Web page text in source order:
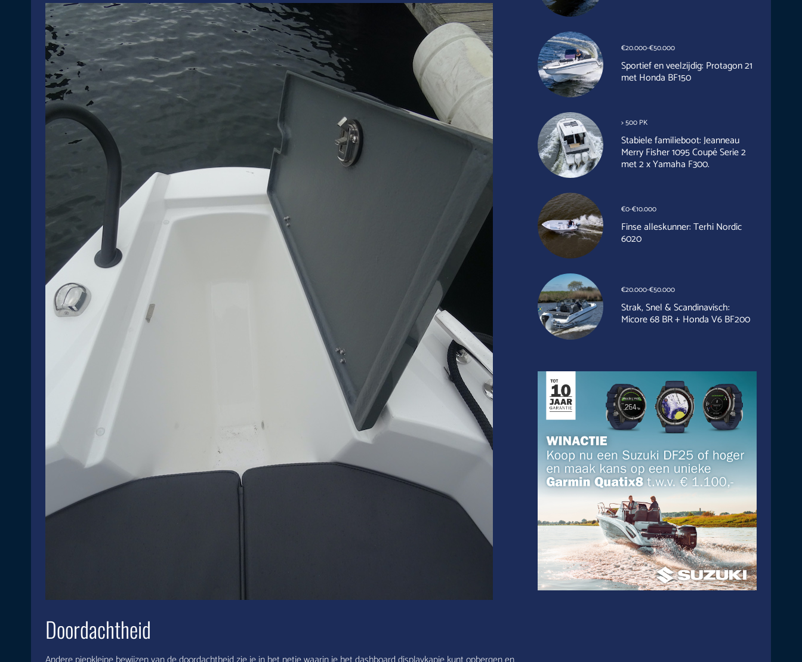
Doordachtheid
€20.000-€50.000
Sportief en veelzijdig: Protagon 21
met Honda BF150
> 500 PK
Stabiele familieboot: Jeanneau
Merry Fisher 1095 Coupé Serie 2
met 2 x Yamaha F300.
€0-€10.000
Finse alleskunner: Terhi Nordic
6020
€20.000-€50.000
Strak, Snel & Scandinavisch:
Micore 68 BR + Honda V6 BF200